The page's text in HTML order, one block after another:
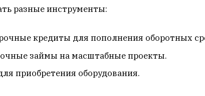
разные инструменты:
кредиты для пополнения оборотных
займы на масштабные проекты.
приобретения оборудования.